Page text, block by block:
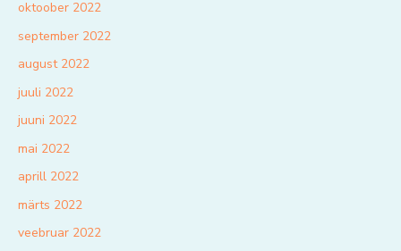
oktoober 2022
september 2022
august 2022
juuli 2022
juuni 2022
mai 2022
aprill 2022
märts 2022
veebruar 2022